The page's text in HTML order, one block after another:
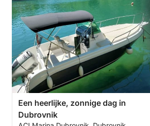
Een heerlijke, zonnige dag in
Dubrovnik